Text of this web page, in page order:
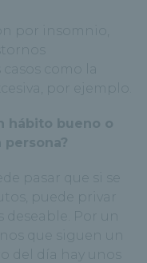
por insomnio,
como la
por ejemplo.
hábito bueno o
pasar que si se
puede privar
Por un
que siguen un
del día hay unos